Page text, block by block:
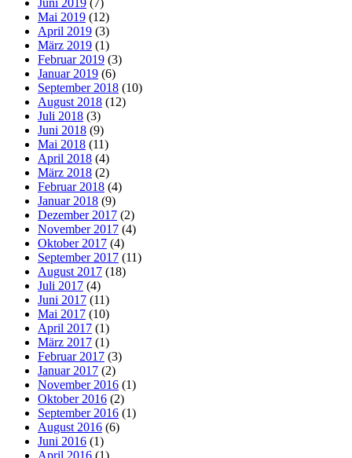
Juni 2019 (7)
Mai 2019 (12)
April 2019 (3)
März 2019 (1)
Februar 2019 (3)
Januar 2019 (6)
September 2018 (10)
August 2018 (12)
Juli 2018 (3)
Juni 2018 (9)
Mai 2018 (11)
April 2018 (4)
März 2018 (2)
Februar 2018 (4)
Januar 2018 (9)
Dezember 2017 (2)
November 2017 (4)
Oktober 2017 (4)
September 2017 (11)
August 2017 (18)
Juli 2017 (4)
Juni 2017 (11)
Mai 2017 (10)
April 2017 (1)
März 2017 (1)
Februar 2017 (3)
Januar 2017 (2)
November 2016 (1)
Oktober 2016 (2)
September 2016 (1)
August 2016 (6)
Juni 2016 (1)